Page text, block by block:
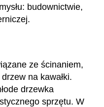
budownictwie,
ze ścinaniem,
na kawałki.
drzewka
sprzętu. W